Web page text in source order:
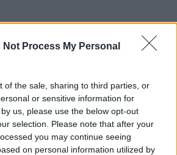
Not Process My Personal
of the sale, sharing to third parties, or
or sensitive information for
us, please use the below opt-out
selection. Please note that after your
you may continue seeing
on personal information utilized by
τα τρέχοντα προγνωστικά
ευπαθείς στη ζέστη περιοχές
χώρας, κατά μέσο όρο,
τοπικά ακόμη και λίγο